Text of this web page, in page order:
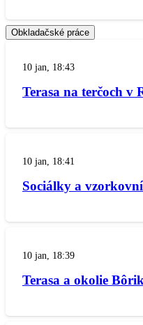
Obkladačské práce
10 jan, 18:43
Terasa na terčoch v
10 jan, 18:41
Sociálky a
10 jan, 18:39
Terasa a okolie Bôrik